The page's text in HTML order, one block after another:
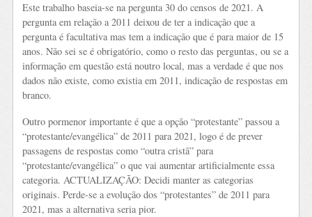
Este trabalho baseia-se na pergunta 30 do censos de 2021. A
pergunta em relação a 2011 deixou de ter a indicação que a
pergunta é facultativa mas tem a indicação que é para maior de 15
anos. Não sei se é obrigatório, como o resto das perguntas, ou se a
informação em questão está noutro local, mas a verdade é que nos
dados não existe, como existia em 2011, indicação de respostas em
branco.
Outro pormenor importante é que a opção “protestante” passou a
“protestante/evangélica” de 2011 para 2021, logo é de prever
passagens de respostas como “outra cristã” para
“protestante/evangélica” o que vai aumentar artificialmente essa
categoria. ACTUALIZAÇÃO: Decidi manter as categorias
originais. Perde-se a evolução dos “protestantes” de 2011 para
2021, mas a alternativa seria pior.